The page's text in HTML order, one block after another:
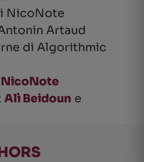
NicoNote
Artaud
di Algorithmic
NicoNote
Alì Beidoun e